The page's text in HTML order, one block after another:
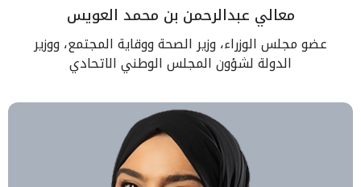
معالي عبدالرحمن بن محمد العويس
عضو مجلس الوزراء، وزير الصحة ووقاية المجتمع، ووزير
الدولة لشؤون المجلس الوطني الاتحادي